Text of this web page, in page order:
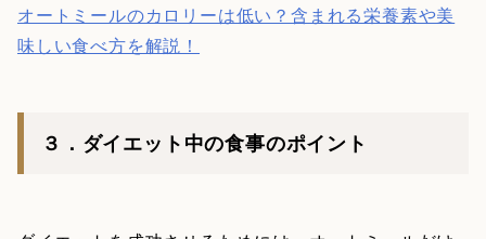
オートミールのカロリーは低い？含まれる栄養素や美
味しい食べ方を解説！
３．ダイエット中の食事のポイント